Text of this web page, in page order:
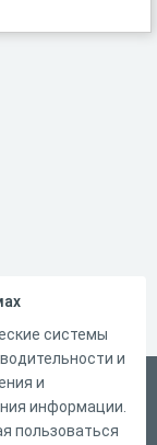
системы
и
и
информации.
пользоваться